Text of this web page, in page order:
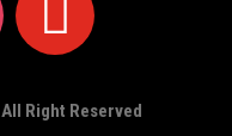
Right Reserved